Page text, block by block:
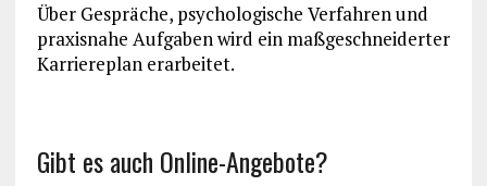
Über Gespräche, psychologische Verfahren und
praxisnahe Aufgaben wird ein maßgeschneiderter
Karriereplan erarbeitet.
Gibt es auch Online-Angebote?